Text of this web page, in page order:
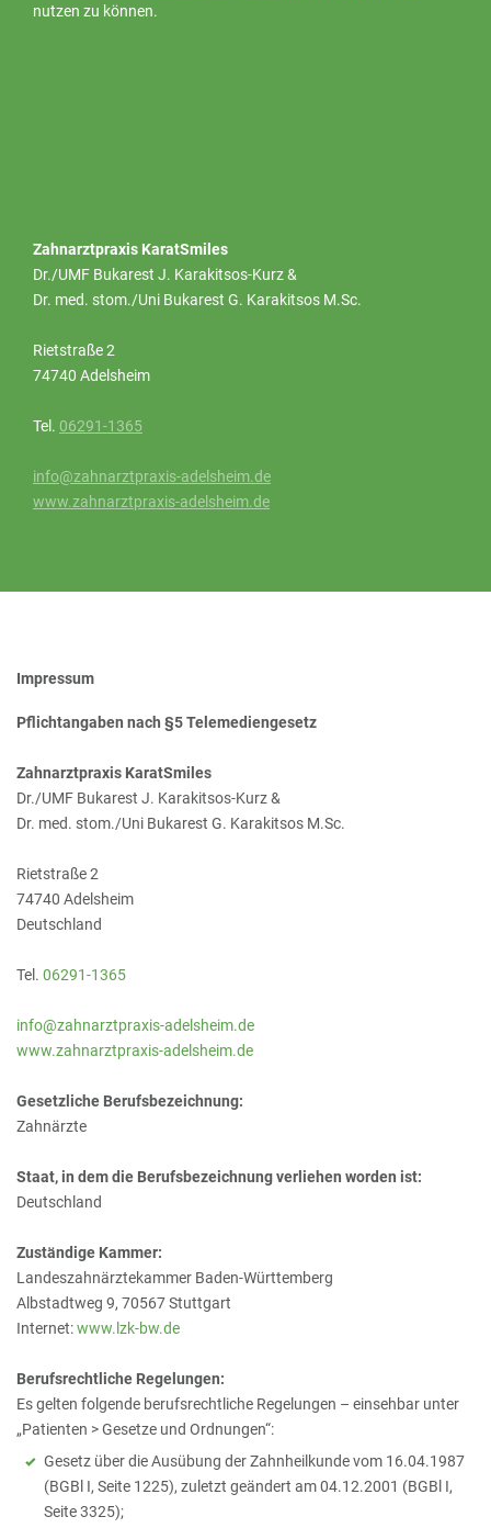
nutzen zu können.
Zahnarztpraxis KaratSmiles
Dr./UMF Bukarest J. Karakitsos-Kurz &
Dr. med. stom./Uni Bukarest G. Karakitsos M.Sc.
Rietstraße 2
74740 Adelsheim
Tel. 06291-1365
info@zahnarztpraxis-adelsheim.de
www.zahnarztpraxis-adelsheim.de
Impressum
Pflichtangaben nach §5 Telemediengesetz
Zahnarztpraxis KaratSmiles
Dr./UMF Bukarest J. Karakitsos-Kurz &
Dr. med. stom./Uni Bukarest G. Karakitsos M.Sc.
Rietstraße 2
74740 Adelsheim
Deutschland
Tel. 06291-1365
info@zahnarztpraxis-adelsheim.de
www.zahnarztpraxis-adelsheim.de
Gesetzliche Berufsbezeichnung:
Zahnärzte
Staat, in dem die Berufsbezeichnung verliehen worden ist:
Deutschland
Zuständige Kammer:
Landeszahnärztekammer Baden-Württemberg
Albstadtweg 9, 70567 Stuttgart
Internet:www.lzk-bw.de
Berufsrechtliche Regelungen:
Es gelten folgende berufsrechtliche Regelungen – einsehbar unter
„Patienten > Gesetze und Ordnungen“:
Gesetz über die Ausübung der Zahnheilkunde vom 16.04.1987
(BGBl I, Seite 1225), zuletzt geändert am 04.12.2001 (BGBl I,
Seite 3325);